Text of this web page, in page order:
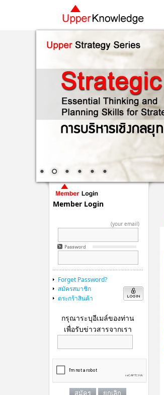
Member Login
(your email)
Forget Password?
สมัครสมาชิก
ตระกร้าสินค้า
กรุณาระบุอีเมล์ของท่าน
เพื่อรับข่าวสารจากเรา